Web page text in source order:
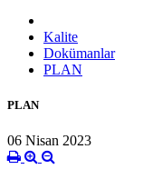
Kalite
Dokümanlar
PLAN
PLAN
06 Nisan 2023